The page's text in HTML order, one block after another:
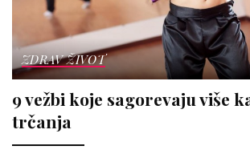
ZDRAV ŽIVOT
9 vežbi koje sagorevaju više
trčanja